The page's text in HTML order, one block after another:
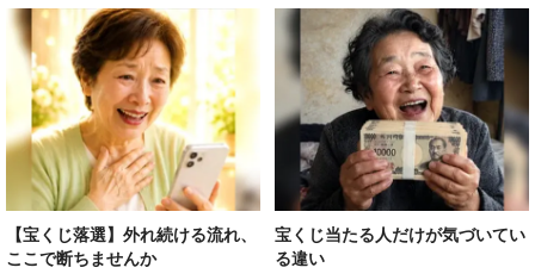
【宝くじ落選】外れ続ける流れ、
ここで断ちませんか
宝くじ当たる人だけが気づいてい
る違い